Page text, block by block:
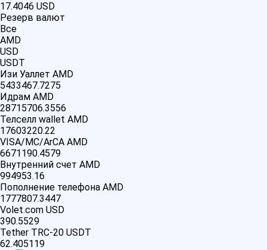
17.4046 USD
Резерв валют
Все
AMD
USD
USDT
Изи Уаллет AMD
5433467.7275
Идрам AMD
28715706.3556
Телселл wallet AMD
17603220.22
VISA/MC/ArCA AMD
6671190.4579
Внутренний счет AMD
994953.16
Пополнение телефона AMD
1777807.3447
Volet.com USD
390.5529
Tether TRC-20 USDT
62.405119